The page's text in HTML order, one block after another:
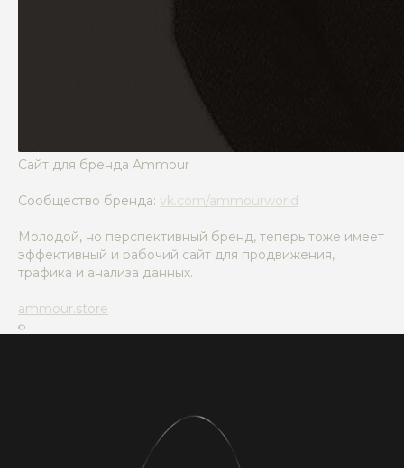
Сайт для бренда Ammour
Сообщество бренда: vk.com/ammourworld
Молодой, но перспективный бренд, теперь тоже имеет
эффективный и рабочий сайт для продвижения,
трафика и анализа данных.
ammour.store
©